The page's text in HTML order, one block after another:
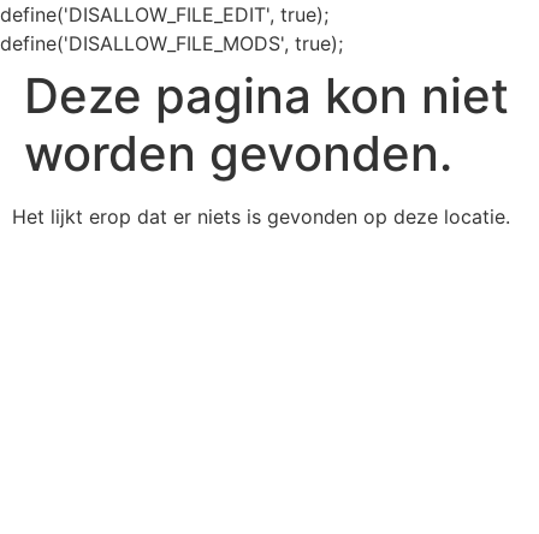
define('DISALLOW_FILE_EDIT', true);
define('DISALLOW_FILE_MODS', true);
Deze pagina kon niet
worden gevonden.
Het lijkt erop dat er niets is gevonden op deze locatie.